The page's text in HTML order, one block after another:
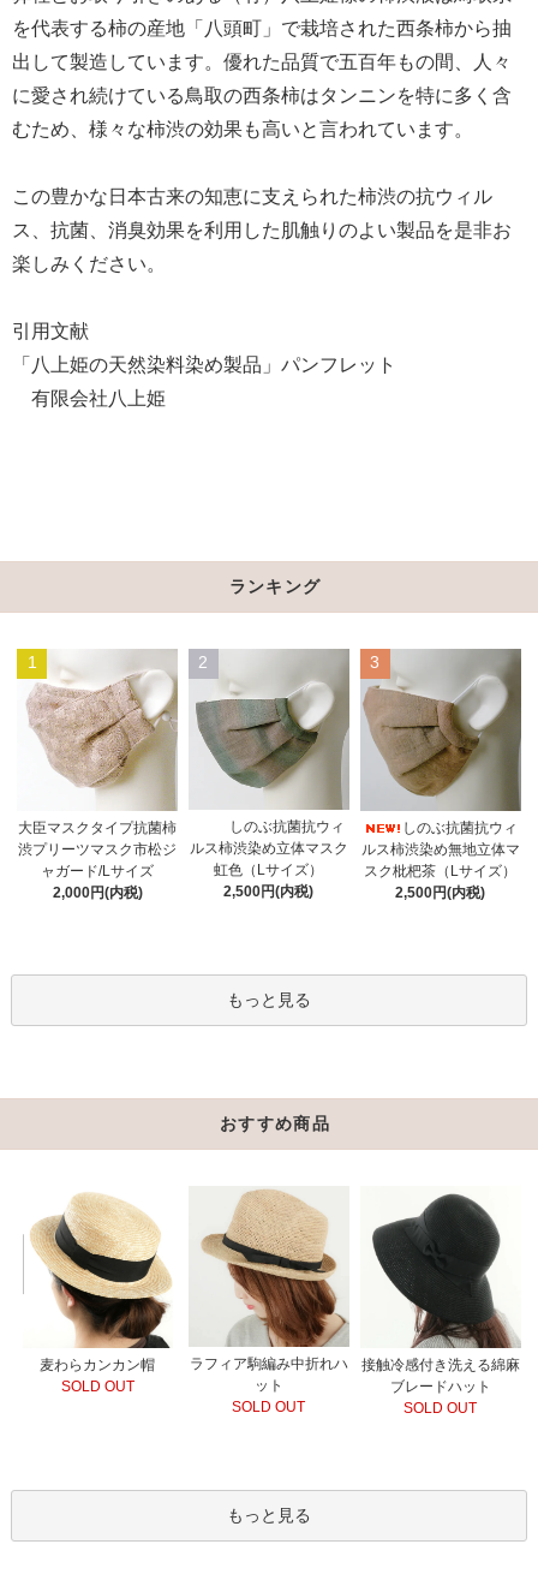
を代表する柿の産地「八頭町」で栽培された西条柿から抽
出して製造しています。優れた品質で五百年もの間、人々
に愛され続けている鳥取の西条柿はタンニンを特に多く含
むため、様々な柿渋の効果も高いと言われています。
この豊かな日本古来の知恵に支えられた柿渋の抗ウィル
ス、抗菌、消臭効果を利用した肌触りのよい製品を是非お
楽しみください。
引用文献
「八上姫の天然染料染め製品」パンフレット
有限会社八上姫
ランキング
1
大臣マスクタイプ抗菌柿
渋プリーツマスク市松ジ
ャガード/Lサイズ
2,000円(内税)
2
しのぶ抗菌抗ウィ
ルス柿渋染め立体マスク
虹色（Lサイズ）
2,500円(内税)
3
しのぶ抗菌抗ウィ
ルス柿渋染め無地立体マ
スク枇杷茶（Lサイズ）
2,500円(内税)
もっと見る
おすすめ商品
麦わらカンカン帽
SOLD OUT
ラフィア駒編み中折れハ
ット
SOLD OUT
接触冷感付き洗える綿麻
ブレードハット
SOLD OUT
もっと見る